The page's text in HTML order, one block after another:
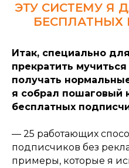
ЭТУ СИСТЕМУ Я
Итак, специально
прекратить
получать
я собрал пошаговый
бесплатных
— 25 работающих
подписчиков без
примеры, которые я